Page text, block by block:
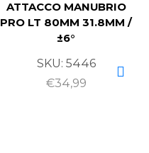
ATTACCO MANUBRIO
PRO LT 80MM 31.8MM /
±6°
SKU: 5446
€34,99